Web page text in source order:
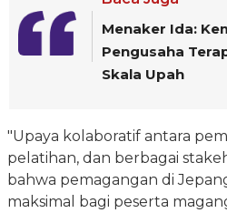
Menaker Ida:
Pengusaha
Skala Upah
"Upaya kolaboratif antara
pelatihan, dan berbagai
bahwa pemagangan di
maksimal bagi peserta